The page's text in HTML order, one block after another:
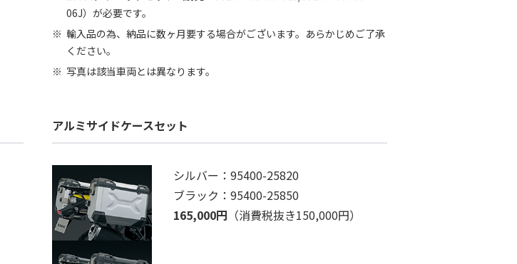
06J）が必要です。
輸入品の為、納品に数ヶ月要する場合がございます。あらかじめご了承
ください。
写真は該当車両とは異なります。
アルミサイドケースセット
シルバー：95400-25820
ブラック：95400-25850
165,000円 （消費税抜き150,000円）